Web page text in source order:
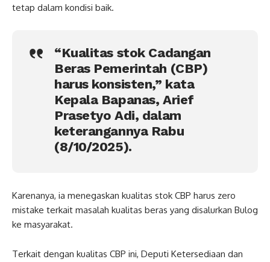
tetap dalam kondisi baik.
“Kualitas stok Cadangan
Beras Pemerintah (CBP)
harus konsisten,” kata
Kepala Bapanas, Arief
Prasetyo Adi, dalam
keterangannya Rabu
(8/10/2025).
Karenanya, ia menegaskan kualitas stok CBP harus zero
mistake terkait masalah kualitas beras yang disalurkan Bulog
ke masyarakat.
Terkait dengan kualitas CBP ini, Deputi Ketersediaan dan